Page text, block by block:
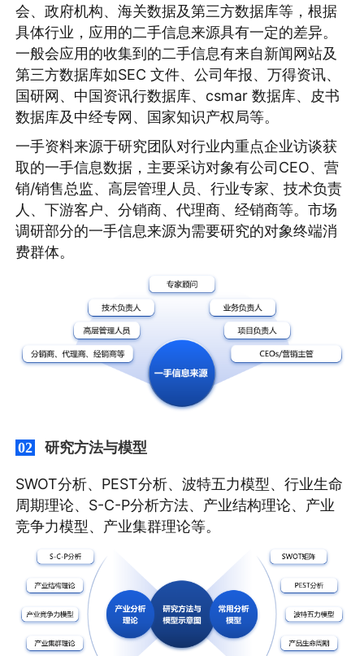
会、政府机构、海关数据及第三方数据库等，根据
具体行业，应用的二手信息来源具有一定的差异。
一般会应用的收集到的二手信息有来自新闻网站及
第三方数据库如SEC 文件、公司年报、万得资讯、
国研网、中国资讯行数据库、csmar 数据库、皮书
数据库及中经专网、国家知识产权局等。
一手资料来源于研究团队对行业内重点企业访谈获
取的一手信息数据，主要采访对象有公司CEO、营
销/销售总监、高层管理人员、行业专家、技术负责
人、下游客户、分销商、代理商、经销商等。市场
调研部分的一手信息来源为需要研究的对象终端消
费群体。
02 研究方法与模型
SWOT分析、PEST分析、波特五力模型、行业生命
周期理论、S-C-P分析方法、产业结构理论、产业
竞争力模型、产业集群理论等。